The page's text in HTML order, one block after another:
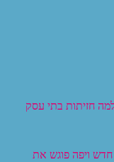
חזיתות בתי עסק
שבו מבנה חדש ויפה פוגש את